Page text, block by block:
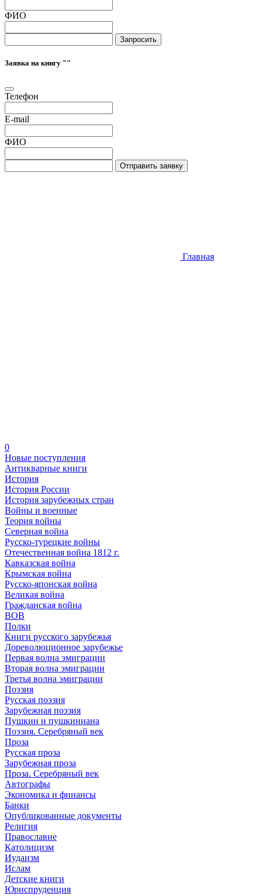
ФИО
Запросить
Заявка на книгу ""
Телефон
E-mail
ФИО
Отправить заявку
Главная
0
Новые поступления
Антикварные книги
История
История России
История зарубежных стран
Войны и военные
Теория войны
Северная война
Русско-турецкие войны
Отечественная война 1812 г.
Кавказская война
Крымская война
Русско-японская война
Великая война
Гражданская война
ВОВ
Полки
Книги русского зарубежья
Дореволюционное зарубежье
Первая волна эмиграции
Вторая волна эмиграции
Третья волна эмиграции
Поэзия
Русская поэзия
Зарубежная поэзия
Пушкин и пушкиниана
Поэзия. Серебряный век
Проза
Русская проза
Зарубежная проза
Проза. Серебряный век
Автографы
Экономика и финансы
Банки
Опубликованные документы
Религия
Православие
Католицизм
Иудаизм
Ислам
Детские книги
Юриспруденция